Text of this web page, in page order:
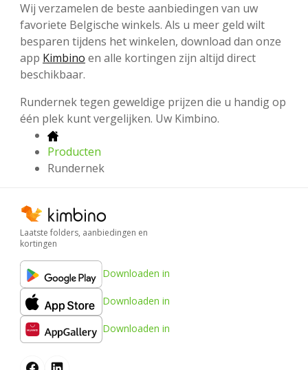
Wij verzamelen de beste aanbiedingen van uw
favoriete Belgische winkels. Als u meer geld wilt
besparen tijdens het winkelen, download dan onze
app Kimbino en alle kortingen zijn altijd direct
beschikbaar.
Rundernek tegen geweldige prijzen die u handig op
één plek kunt vergelijken. Uw Kimbino.
Producten
Rundernek
Laatste folders, aanbiedingen en
kortingen
Downloaden in
Downloaden in
Downloaden in